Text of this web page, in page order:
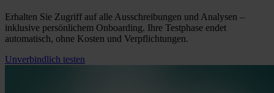
Erhalten Sie Zugriff auf alle Ausschreibungen und Analysen –
inklusive persönlichem Onboarding. Ihre Testphase endet
automatisch, ohne Kosten und Verpflichtungen.
Unverbindlich testen